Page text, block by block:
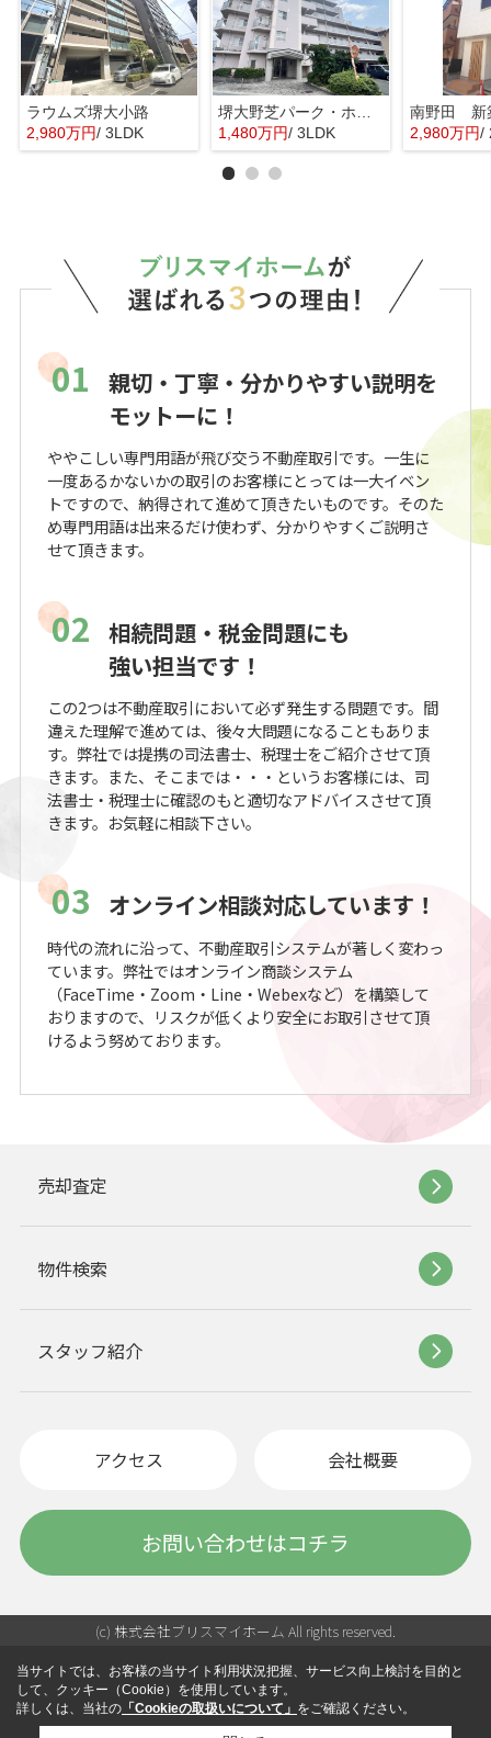
ラウムズ堺大小路
2,980万円/ 3LDK
1,480万円/ 3LDK
南野田 新
2,980万円/
01
親切・丁寧・分かりやすい説明を
モットーに！
ややこしい専門用語が飛び交う不動産取引です。一生に
一度あるかないかの取引のお客様にとっては一大イベン
トですので、納得されて進めて頂きたいものです。そのた
め専門用語は出来るだけ使わず、分かりやすくご説明さ
せて頂きます。
02 相続問題・税金問題にも
強い担当です！
この2つは不動産取引において必ず発生する問題です。間
違えた理解で進めては、後々大問題になることもありま
す。弊社では提携の司法書士、税理士をご紹介させて頂
きます。また、そこまでは・・・というお客様には、司
法書士・税理士に確認のもと適切なアドバイスさせて頂
きます。お気軽に相談下さい。
03 オンライン相談対応しています！
時代の流れに沿って、不動産取引システムが著しく変わっ
ています。弊社ではオンライン商談システム
（FaceTime・Zoom・Line・Webexなど）を構築して
おりますので、リスクが低くより安全にお取引させて頂
けるよう努めております。
売却査定
物件検索
スタッフ紹介
アクセス 会社概要
お問い合わせはコチラ
(c) 株式会社ブリスマイホーム All rights reserved.
当サイトでは、お客様の当サイト利用状況把握、サービス向上検討を目的と
して、クッキー（Cookie）を使用しています。
詳しくは、当社の 「Cookieの取扱いについて」 をご確認ください。